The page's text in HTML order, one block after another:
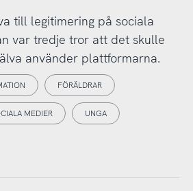
till legitimering på sociala
var tredje tror att det skulle
använder plattformarna.
FÖRÄLDRAR
MEDIER UNGA